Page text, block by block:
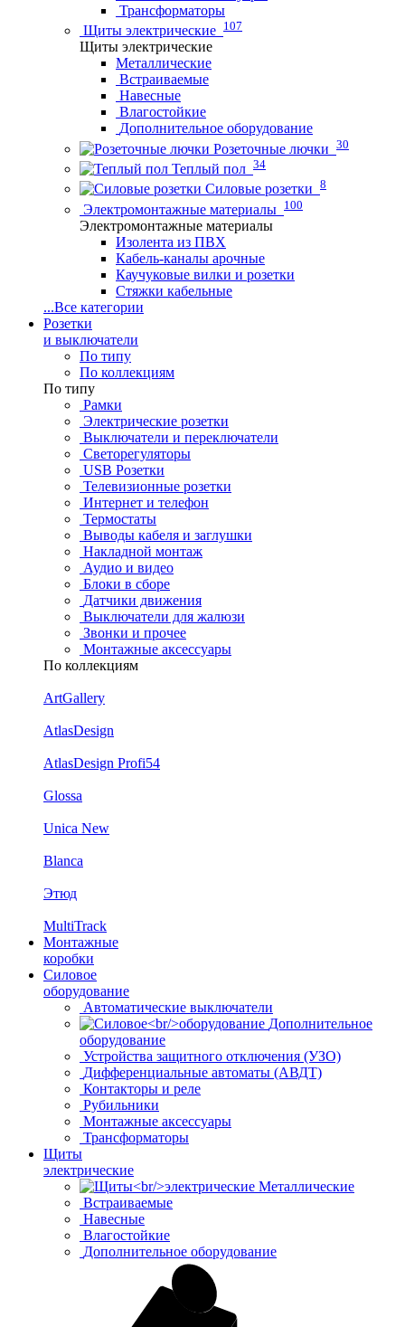
Трансформаторы
Щиты электрические 107
Щиты электрические
Металлические
Встраиваемые
Навесные
Влагостойкие
Дополнительное оборудование
Розеточные лючки 30
Теплый пол 34
Силовые розетки 8
Электромонтажные материалы 100
Электромонтажные материалы
Изолента из ПВХ
Кабель-каналы арочные
Каучуковые вилки и розетки
Стяжки кабельные
...Все категории
Розетки
и выключатели
По типу
По коллекциям
По типу
Рамки
Электрические розетки
Выключатели и переключатели
Светорегуляторы
USB Розетки
Телевизионные розетки
Интернет и телефон
Термостаты
Выводы кабеля и заглушки
Накладной монтаж
Аудио и видео
Блоки в сборе
Датчики движения
Выключатели для жалюзи
Звонки и прочее
Монтажные аксессуары
По коллекциям
ArtGallery
AtlasDesign
AtlasDesign Profi54
Glossa
Unica New
Blanca
Этюд
MultiTrack
Монтажные
коробки
Силовое
оборудование
Автоматические выключатели
Дополнительное
оборудование
Устройства защитного отключения (УЗО)
Дифференциальные автоматы (АВДТ)
Контакторы и реле
Рубильники
Монтажные аксессуары
Трансформаторы
Щиты
электрические
Металлические
Встраиваемые
Навесные
Влагостойкие
Дополнительное оборудование